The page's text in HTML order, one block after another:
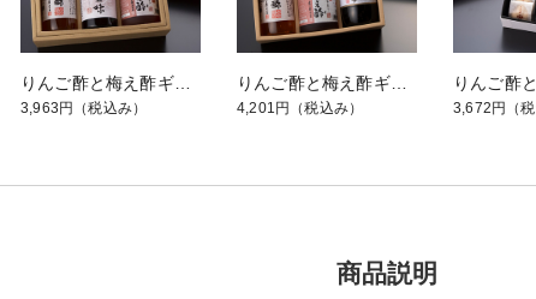
りんご酢と梅え酢ギフト【祭】 料理酒
3,963円 （税込み）
りんご酢と梅え酢ギフト【祭】 醤油
4,201円 （税込み） 3,672円 （
商品説明